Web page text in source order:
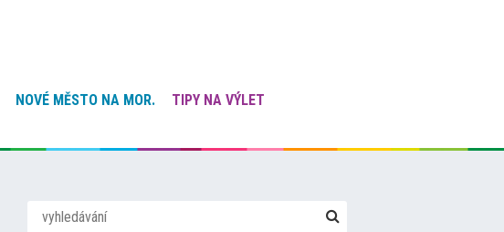
NOVÉ MĚSTO NA MOR.
TIPY NA VÝLET